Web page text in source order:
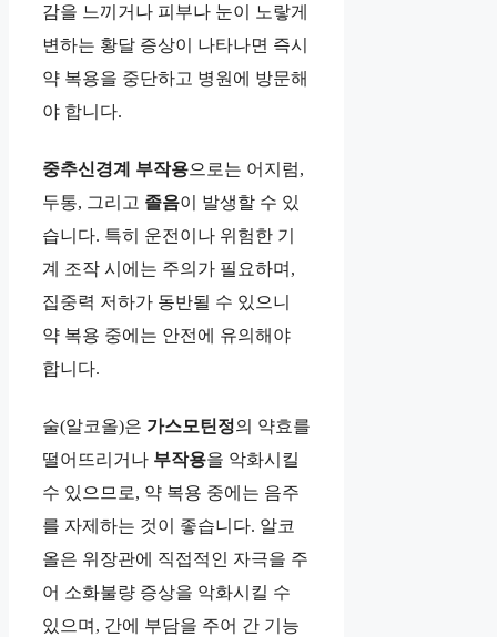
감을 느끼거나 피부나 눈이 노랗게
변하는 황달 증상이 나타나면 즉시
약 복용을 중단하고 병원에 방문해
야 합니다.
중추신경계 부작용으로는 어지럼,
두통, 그리고 졸음이 발생할 수 있
습니다. 특히 운전이나 위험한 기
계 조작 시에는 주의가 필요하며,
집중력 저하가 동반될 수 있으니
약 복용 중에는 안전에 유의해야
합니다.
술(알코올)은 가스모틴정의 약효를
떨어뜨리거나 부작용을 악화시킬
수 있으므로, 약 복용 중에는 음주
를 자제하는 것이 좋습니다. 알코
올은 위장관에 직접적인 자극을 주
어 소화불량 증상을 악화시킬 수
있으며, 간에 부담을 주어 간 기능